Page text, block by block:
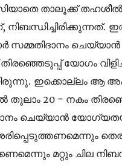
താലൂക്ക്
സമ്മതിദാനം
യോഗം
ഇക്കൊല്ലം ആ
തുലാം 20 - നകം
ചെയ്യാൻ
മറ്റും ചില